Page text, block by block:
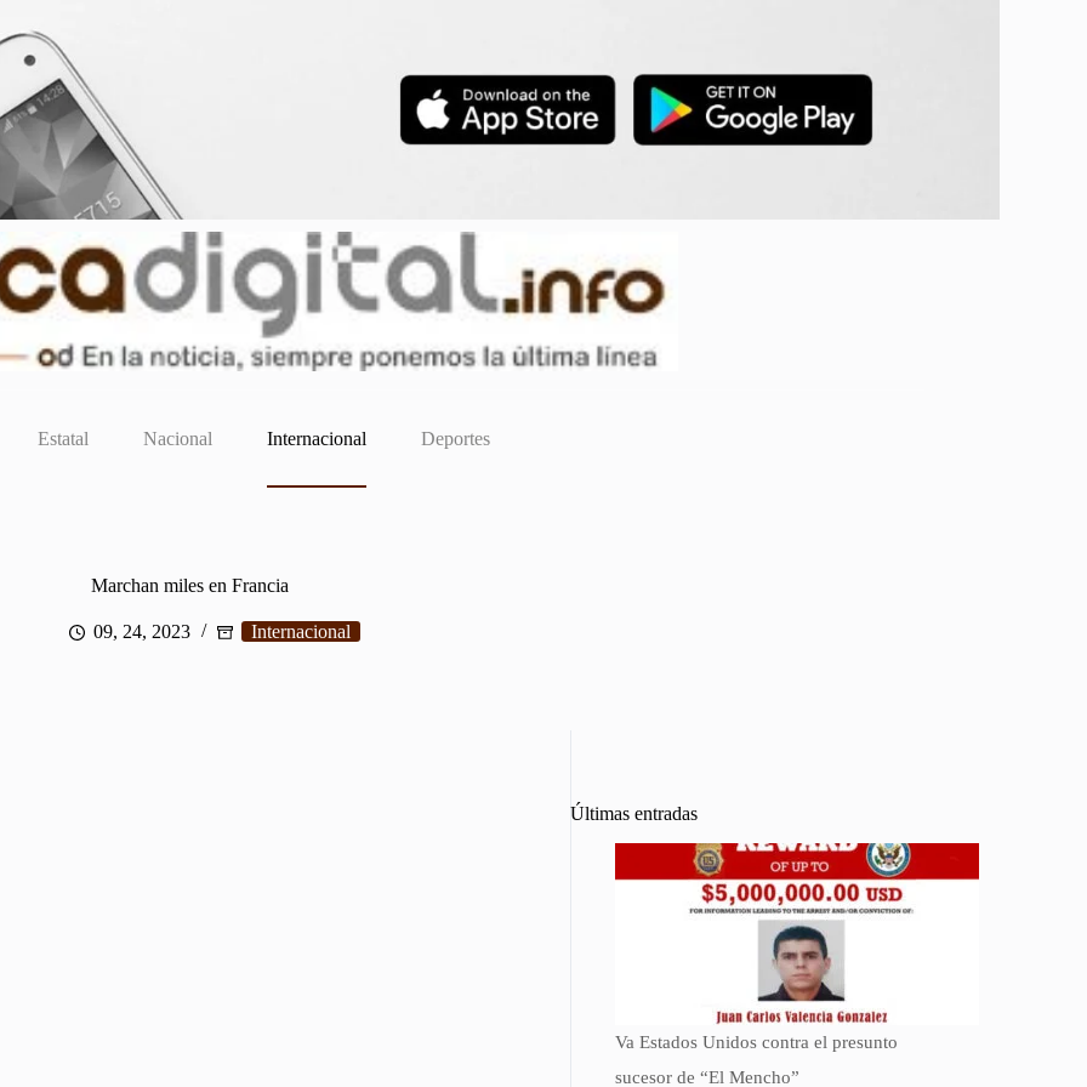
Estatal Nacional Internacional Deportes
Marchan miles en Francia
09, 24, 2023 Internacional
Últimas entradas
Va Estados Unidos contra el presunto
sucesor de “El Mencho”